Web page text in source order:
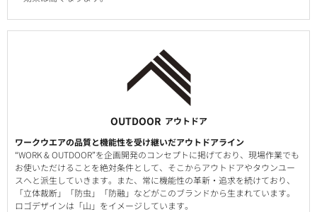
OUTDOOR アウトドア
ワークウエアの品質と機能性を受け継いだアウトドアライン
“WORK & OUTDOOR”を企画開発のコンセプトに掲げており、現場作業でも
お使いただけることを絶対条件として、そこからアウトドアやタウンユー
スへと派生していきます。また、常に機能性の革新・追求を続けており、
「立体裁断」「防虫」「防融」などがこのブランドから生まれています。
ロゴデザインは「山」をイメージしています。